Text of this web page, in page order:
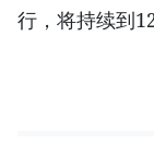
行，将持续到